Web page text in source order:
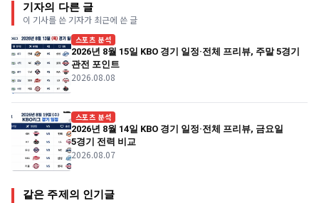
기자의 다른 글
이 기사를 쓴 기자가 최근에 쓴 글
스포츠 분석
2026년 8월 15일 KBO 경기 일정·전체 프리뷰, 주말 5경기
관전 포인트
2026.08.08
스포츠 분석
2026년 8월 14일 KBO 경기 일정·전체 프리뷰, 금요일
5경기 전력 비교
2026.08.07
같은 주제의 인기글